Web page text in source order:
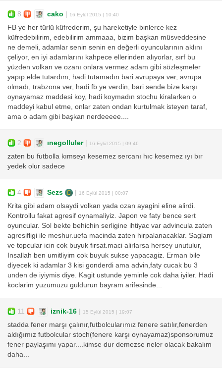
8 cako 16 Eylül 2015 | 10:40
FB ye her türlü küfrederim, şu hareketiyle binlerce kez
küfredebilirim, edebilirim ammaaa, bizim başkan müsveddesine
ne demeli, adamlar senin senin en değerli oyuncularının aklını
çeliyor, en iyi adamlarını kahpece ellerinden alıyorlar, sırf bu
yüzden volkan ve ozanı onlara vermez adam gibi sözleşmeler
yapıp elde tutardım, hadi tutamadın bari avrupaya ver, avrupa
olmadı, trabzona ver, hadi fb ye verdin, bari sende bize karşı
oynayamaz maddesi koy, hadi koymadın stochu kiralarken o
maddeyi kabul etme, onlar zaten ondan kurtulmak isteyen taraf,
ama o adam gibi başkan nerdeeeee....
2 ınegolluler| 16 Eylül 2015 | 09:46
zaten bu futbolla kımseyı kesemez sercanı hıc kesemez ıyı bır
yedek olur sadece
4 Sezs 16 Eylül 2015 | 00:07
Krita gibi adam olsaydi volkan yada ozan ayagini eline alirdi.
Kontrollu fakat agresif oynamaliyiz. Japon ve faty bence sert
oyuncular. Sol bekte behichin serligine ihtiyac var advincula zaten
agresifligi ile meshur.uefa macinda zaten hirpalanacaklar. Saglam
ve topcular icin cok buyuk firsat.maci alirlarsa hersey unutulur,
Insallah ben umitliyim cok buyuk sukse yapacagiz. Erman bile
diyecek ki adamlar 3 kisi gonderdi ama advin,faty cucak bu 3
unden de iyiymis diye. Kagit ustunde yeminle cok daha iyiler. Hadi
koclarim yuzumuzu guldurun bayram arifesinde...
11 iznik-16 15 Eylül 2015 | 19:07
stadda fener marşı çalınır,futbolcularımız fenere satılır,fenerden
aldığımız futbolcular stoch(fenere karşı oynayamaz)sponsorumuz
fener paylaşımı yapar....kimse dur demezse neler olacak bakalım
daha...